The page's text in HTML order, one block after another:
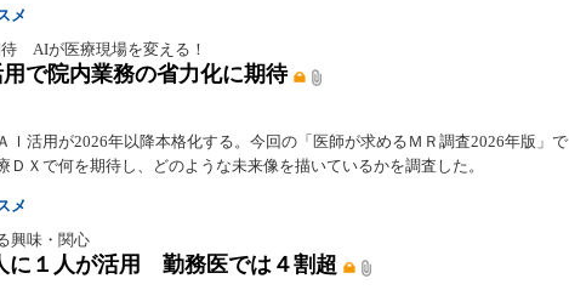
メ
AIが医療現場を変える！
で院内業務の省力化に期待
Ｉ活用が2026年以降本格化する。今回の「医師が求めるＭＲ調査2026年版」で
ＤＸで何を期待し、どのような未来像を描いているかを調査した。
メ
興味・関心
に１人が活用 勤務医では４割超